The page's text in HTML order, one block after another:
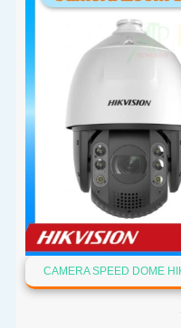
CAMERA SPEED DOME